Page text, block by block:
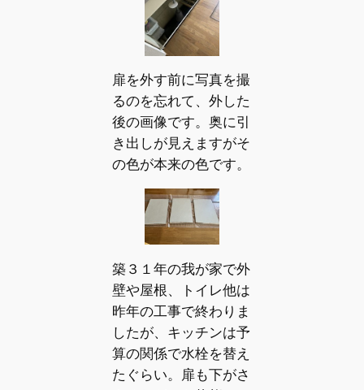
扉を外す前に写真を撮
るのを忘れて、外した
後の画像です。奥に引
き出しが見えますがそ
の色が本来の色です。
築３１年の我が家で外
壁や屋根、トイレ他は
昨年の工事で終わりま
したが、キッチンは予
算の関係で水栓を替え
たぐらい。扉も下がさ